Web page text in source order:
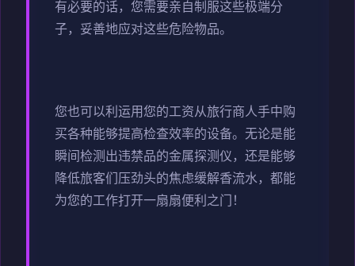
有必要的话，您需要亲自制服这些极端分
子，妥善地应对这些危险物品。
您也可以利运用您的工资从旅行商人手中购
买各种能够提高检查效率的设备。无论是能
瞬间检测出违禁品的金属探测仪，还是能够
降低旅客们压劲头的焦虑缓解香流水，都能
为您的工作打开一扇扇便利之门！